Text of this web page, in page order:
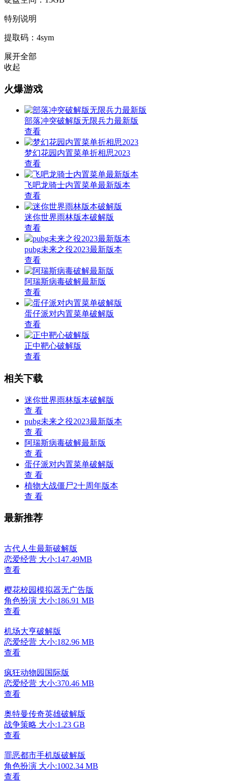
特别说明
提取码：4sym
展开全部
收起
火爆游戏
部落冲突破解版无限兵力最新版
查看
梦幻花园内置菜单折相思2023
查看
飞吧龙骑士内置菜单最新版本
查看
迷你世界雨林版本破解版
查看
pubg未来之役2023最新版本
查看
阿瑞斯病毒破解最新版
查看
蛋仔派对内置菜单破解版
查看
正中靶心破解版
查看
相关下载
迷你世界雨林版本破解版
查 看
pubg未来之役2023最新版本
查 看
阿瑞斯病毒破解最新版
查 看
蛋仔派对内置菜单破解版
查 看
植物大战僵尸2十周年版本
查 看
最新推荐
古代人生最新破解版
恋爱经营 大小:147.49MB
查看
樱花校园模拟器无广告版
角色扮演 大小:186.91 MB
查看
机场大亨破解版
恋爱经营 大小:182.96 MB
查看
疯狂动物园国际版
恋爱经营 大小:370.46 MB
查看
奥特曼传奇英雄破解版
战争策略 大小:1.23 GB
查看
罪恶都市手机版破解版
角色扮演 大小:1002.34 MB
查看